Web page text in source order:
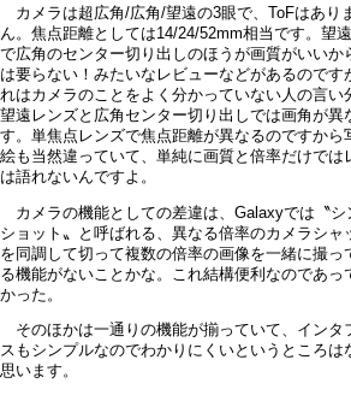
カメラは超広角/広角/望遠の3眼で、ToFはあり
ん。焦点距離としては14/24/52mm相当です。望
で広角のセンター切り出しのほうが画質がいいか
は要らない！みたいなレビューなどがあるのです
れはカメラのことをよく分かっていない人の言い
望遠レンズと広角センター切り出しでは画角が異
す。単焦点レンズで焦点距離が異なるのですから
絵も当然違っていて、単純に画質と倍率だけでは
は語れないんですよ。
カメラの機能としての差違は、Galaxyでは〝シ
ショット〟と呼ばれる、異なる倍率のカメラシャ
を同調して切って複数の倍率の画像を一緒に撮っ
る機能がないことかな。これ結構便利なのであっ
かった。
そのほかは一通りの機能が揃っていて、インタ
スもシンプルなのでわかりにくいというところは
思います。